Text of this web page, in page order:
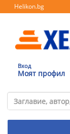
Helikon.bg
Вход
Моят профил